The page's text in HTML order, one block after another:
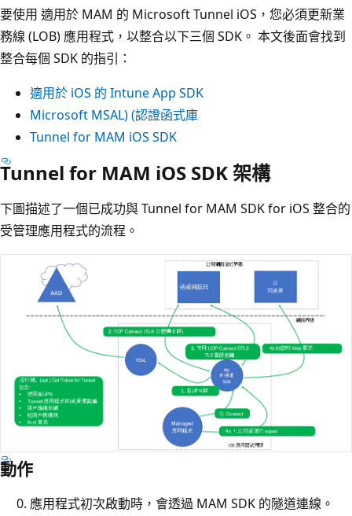
要使用 適用於 MAM 的 Microsoft Tunnel iOS，您必須更新業
務線 (LOB) 應用程式，以整合以下三個 SDK。 本文後面會找到
整合每個 SDK 的指引：
適用於 iOS 的 Intune App SDK
Microsoft MSAL) (認證函式庫
Tunnel for MAM iOS SDK
Tunnel for MAM iOS SDK 架構
下圖描述了一個已成功與 Tunnel for MAM SDK for iOS 整合的
受管理應用程式的流程。
動作
應用程式初次啟動時，會透過 MAM SDK 的隧道連線。